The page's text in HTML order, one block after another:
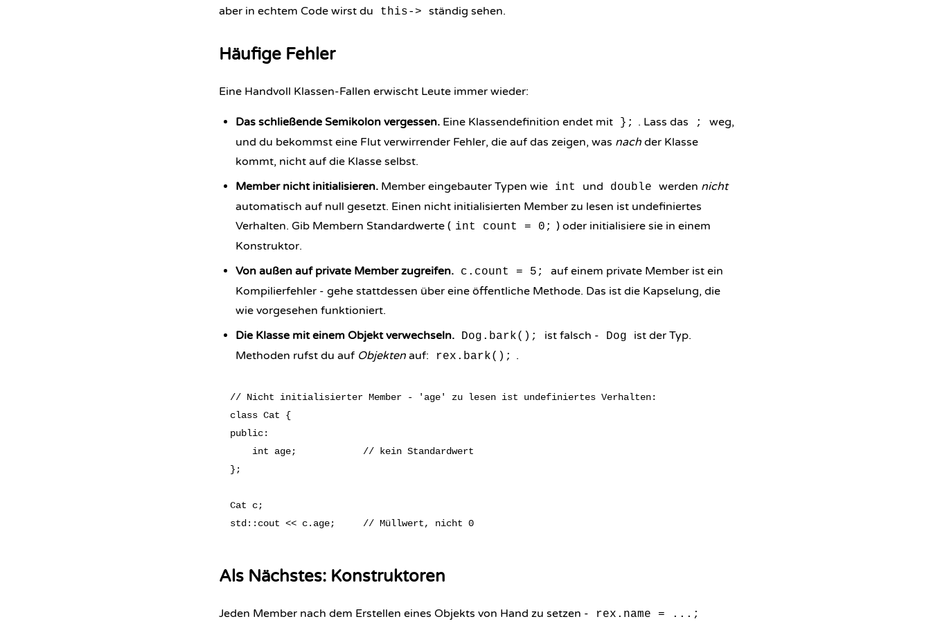
aber in echtem Code wirst du
this-> ständig sehen.
Häufige Fehler
Eine Handvoll Klassen-Fallen erwischt Leute immer wieder:
Das schließende Semikolon vergessen. Eine Klassendefinition endet mit }; . Lass das ;
weg,
und du bekommst eine Flut verwirrender Fehler, die auf das zeigen, was nach der Klasse
kommt, nicht auf die Klasse selbst.
Member nicht initialisieren. Member eingebauter Typen wie int und double werden nicht
automatisch auf null gesetzt. Einen nicht initialisierten Member zu lesen ist undefiniertes
Verhalten. Gib Membern Standardwerte ( int count = 0; ) oder initialisiere sie in einem
Konstruktor.
Von außen auf private Member zugreifen.
c.count = 5;
auf einem private Member ist ein
Kompilierfehler - gehe stattdessen über eine öffentliche Methode. Das ist die Kapselung, die
wie vorgesehen funktioniert.
Die Klasse mit einem Objekt verwechseln.
Dog.bark(); ist falsch - Dog
ist der Typ.
Methoden rufst du auf Objekten auf: rex.bark(); .
// Nicht initialisierter Member - 'age' zu lesen ist undefiniertes Verhalten:
class Cat {
public:
    int age;            // kein Standardwert
};
Cat c;
Als Nächstes: Konstruktoren
Jeden Member nach dem Erstellen eines Objekts von Hand zu setzen -
rex.name = ...;